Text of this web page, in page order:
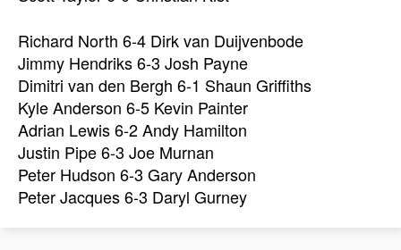
Richard North 6-4 Dirk van Duijvenbode
Jimmy Hendriks 6-3 Josh Payne
Dimitri van den Bergh 6-1 Shaun Griffiths
Kyle Anderson 6-5 Kevin Painter
Adrian Lewis 6-2 Andy Hamilton
Justin Pipe 6-3 Joe Murnan
Peter Hudson 6-3 Gary Anderson
Peter Jacques 6-3 Daryl Gurney